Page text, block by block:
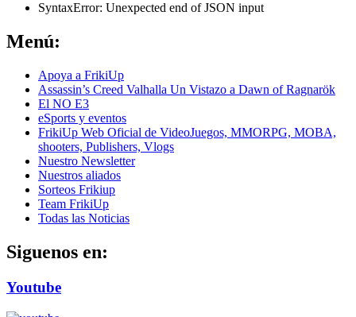
SyntaxError: Unexpected end of JSON input
Menú:
Apoya a FrikiUp
Assassin’s Creed Valhalla Un Vistazo a Dawn of Ragnarök
El NO E3
eSports y eventos
FrikiUp Web Oficial de VideoJuegos, MMORPG, MOBA,
shooters, Publishers, Vlogs
Nuestro Newsletter
Nuestros aliados
Sorteos Frikiup
Team FrikiUp
Todas las Noticias
Siguenos en:
Youtube